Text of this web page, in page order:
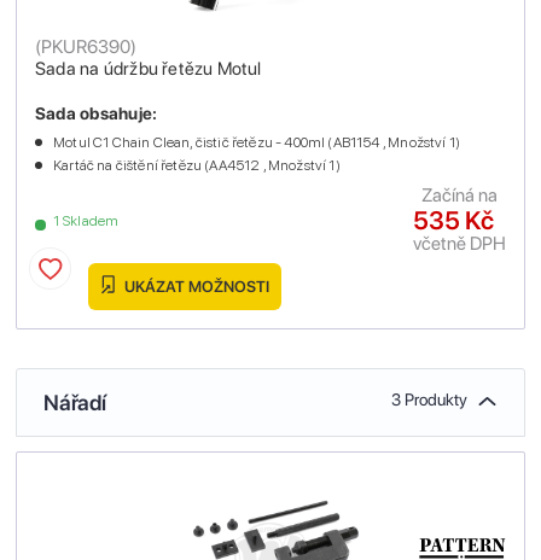
Sada na údržbu řetězu Motul
(PKUR6390)
1 Skladem
Sada obsahuje:
Motul C1 Chain Clean, čistič řetězu - 400ml (AB1154 , Množství 1)
Kartáč na čištění řetězu (AA4512 , Množství 1)
535 Kč
včetně DPH
Začíná na
UKÁZAT MOŽNOSTI
Nářadí 3 Produkty